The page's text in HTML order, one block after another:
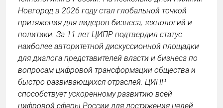
Новгород в 2026 году стал глобальной точкой
притяжения для лидеров бизнеса, технологий и
политики. За 11 лет ЦИПР подтвердил статус
наиболее авторитетной дискуссионной площадки
для диалога представителей власти и бизнеса по
вопросам цифровой трансформации общества и
быстро развивающихся отраслей. ЦИПР
способствует ускоренному развитию всей
цифровой сферы России для достижения целей